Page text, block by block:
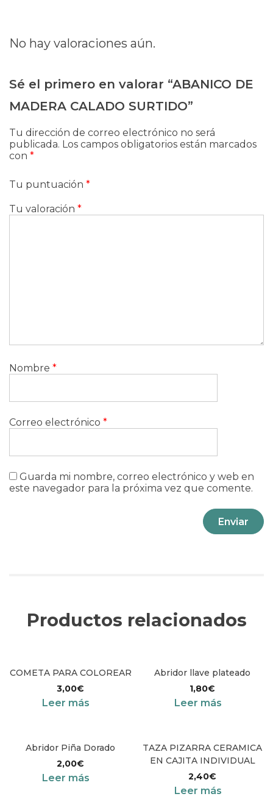
No hay valoraciones aún.
Sé el primero en valorar “ABANICO DE
MADERA CALADO SURTIDO”
Tu dirección de correo electrónico no será
publicada. Los campos obligatorios están marcados
con *
Tu puntuación *
Tu valoración *
Nombre *
Correo electrónico *
Guarda mi nombre, correo electrónico y web en
este navegador para la próxima vez que comente.
Productos relacionados
COMETA PARA COLOREAR
3,00€
Leer más
Abridor llave plateado
1,80€
Leer más
Abridor Piña Dorado
2,00€
Leer más
TAZA PIZARRA CERAMICA
EN CAJITA INDIVIDUAL
2,40€
Leer más